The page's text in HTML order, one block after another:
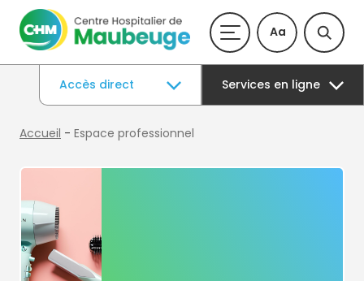
Aa
Accès direct Services en ligne
Accueil - Espace professionnel